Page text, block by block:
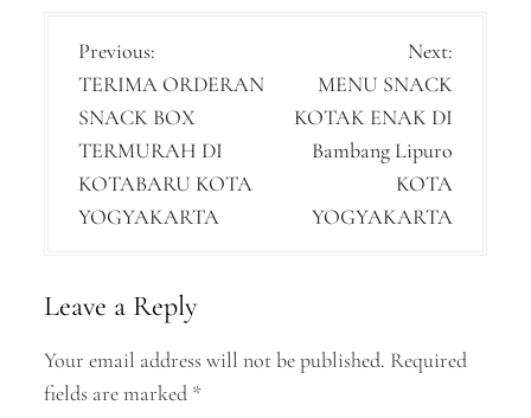
P
o
s
t
n
v
g
Previous:
TERIMA ORDERAN
SNACK BOX
TERMURAH DI
KOTABARU KOTA
YOGYAKARTA
Next:
MENU SNACK
KOTAK ENAK DI
Bambang Lipuro
KOTA
YOGYAKARTA
Leave a Reply
Your email address will not be published. Required
fields are marked *